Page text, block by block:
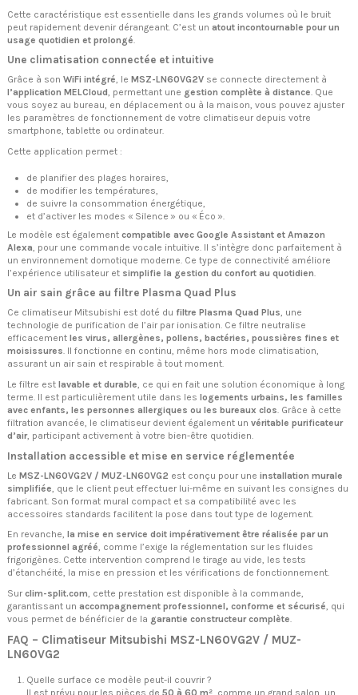
Cette caractéristique est essentielle dans les grands volumes où le bruit
peut rapidement devenir dérangeant. C’est un atout incontournable pour un
usage quotidien et prolongé
Une climatisation connectée et intuitive
Grâce à son WiFi intégré, le MSZ-LN60VG2V se connecte directement à
l’application MELCloud, permettant une gestion complète à distance. Que
vous soyez au bureau, en déplacement ou à la maison, vous pouvez ajuster
les paramètres de fonctionnement de votre climatiseur depuis votre
smartphone, tablette ou ordinateur.
Cette application permet :
de planifier des plages horaires,
de modifier les températures,
de suivre la consommation énergétique,
et d’activer les modes « Silence » ou « Éco ».
Le modèle est également compatible avec Google Assistant et Amazon
Alexa , pour une commande vocale intuitive. Il s’intègre donc parfaitement à
un environnement domotique moderne. Ce type de connectivité améliore
l’expérience utilisateur et simplifie la gestion du confort au quotidien
Un air sain grâce au filtre Plasma Quad Plus
Ce climatiseur Mitsubishi est doté du filtre Plasma Quad Plus, une
technologie de purification de l’air par ionisation. Ce filtre neutralise
efficacement les virus, allergènes, pollens, bactéries, poussières fines et
moisissures. Il fonctionne en continu, même hors mode climatisation,
assurant un air sain et respirable à tout moment.
Le filtre est lavable et durable, ce qui en fait une solution économique à long
terme. Il est particulièrement utile dans les logements urbains, les familles
avec enfants, les personnes allergiques ou les bureaux clos. Grâce à cette
filtration avancée, le climatiseur devient également un véritable purificateur
d’air, participant activement à votre bien-être quotidien.
Installation accessible et mise en service réglementée
Le MSZ-LN60VG2V / MUZ-LN60VG2 est conçu pour une installation murale
simplifiée , que le client peut effectuer lui-même en suivant les consignes du
fabricant. Son format mural compact et sa compatibilité avec les
accessoires standards facilitent la pose dans tout type de logement.
En revanche, la mise en service doit impérativement être réalisée par un
professionnel agréé, comme l’exige la réglementation sur les fluides
frigorigènes. Cette intervention comprend le tirage au vide, les tests
d’étanchéité, la mise en pression et les vérifications de fonctionnement.
Sur clim-split.com , cette prestation est disponible à la commande,
garantissant un accompagnement professionnel, conforme et sécurisé , qui
vous permet de bénéficier de la garantie constructeur complète
FAQ – Climatiseur Mitsubishi MSZ-LN60VG2V / MUZ-
LN60VG2
Quelle surface ce modèle peut-il couvrir ?